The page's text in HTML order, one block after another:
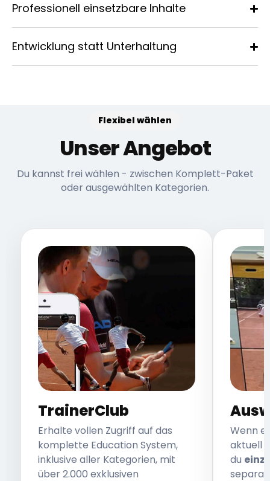
Professionell einsetzbare Inhalte
Entwicklung statt Unterhaltung
Flexibel wählen
Unser Angebot
Du kannst frei wählen - zwischen Komplett-Paket
oder ausgewählten Kategorien.
TrainerClub
Erhalte vollen Zugriff auf das
komplette Education System,
inklusive aller Kategorien, mit
über 2.000 exklusiven
Wenn
aktuell
du
separat